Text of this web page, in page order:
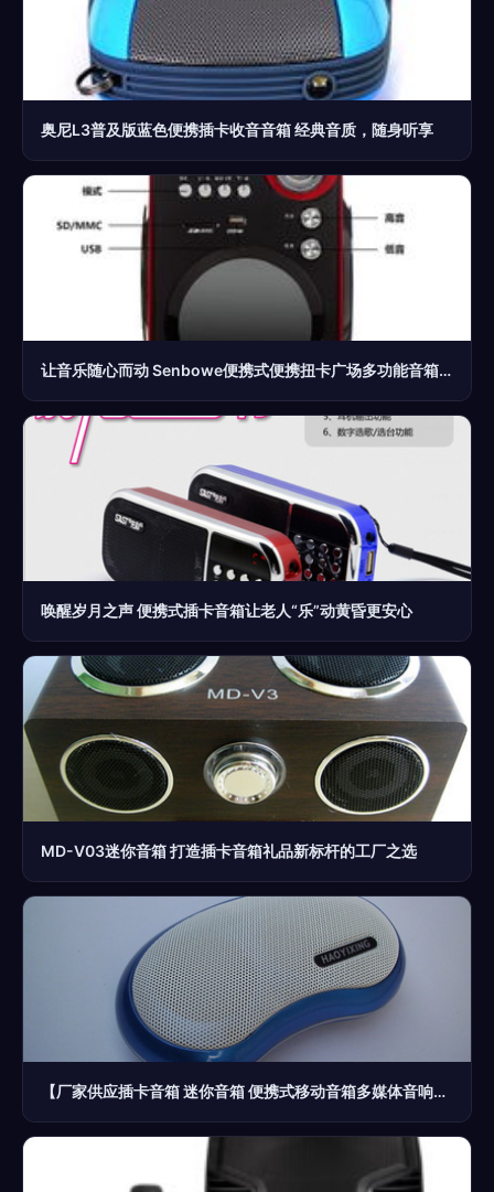
奥尼L3普及版蓝色便携插卡收音音箱 经典音质，随身听享
让音乐随心而动 Senbowe便携式便携扭卡广场多功能音箱体验
唤醒岁月之声 便携式插卡音箱让老人“乐”动黄昏更安心
MD-V03迷你音箱 打造插卡音箱礼品新标杆的工厂之选
【厂家供应插卡音箱 迷你音箱 便携式移动音箱多媒体音响】价格,厂家,图片,拉杆音箱/移动音箱,莫闪光(个体经营)-